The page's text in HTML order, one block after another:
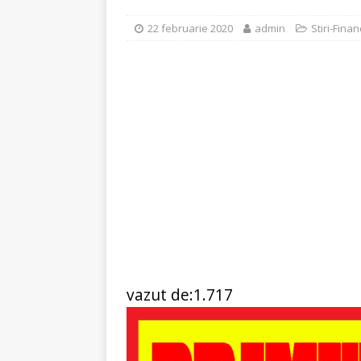
[ 6 ianuarie 2025 ]
22 februarie 2020 admin Stiri-
vazut de:1.717